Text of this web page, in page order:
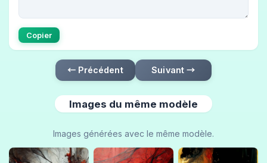
Copier
← Précédent Suivant →
Images du même modèle
Images générées avec le même modèle.